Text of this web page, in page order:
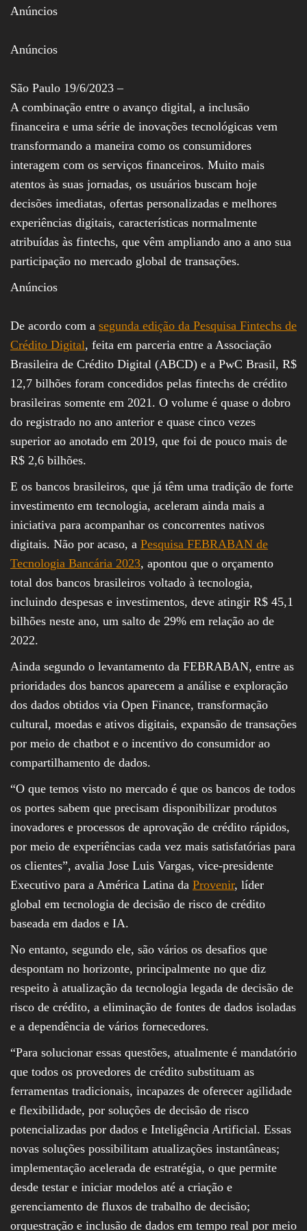
Vinhos, Bebidas,
Cervejas, Comida,
Receitas, Chef, RH,
Emprego,
Negócios,
Oportunidades,
Anúncios
Anúncios
São Paulo 19/6/2023 –
A combinação entre o avanço digital, a inclusão
financeira e uma série de inovações tecnológicas vem
transformando a maneira como os consumidores
interagem com os serviços financeiros. Muito mais
atentos às suas jornadas, os usuários buscam hoje
decisões imediatas, ofertas personalizadas e melhores
experiências digitais, características normalmente
atribuídas às fintechs, que vêm ampliando ano a ano sua
participação no mercado global de transações.
Anúncios
De acordo com a segunda edição da Pesquisa Fintechs de
Crédito Digital, feita em parceria entre a Associação
Brasileira de Crédito Digital (ABCD) e a PwC Brasil, R$
12,7 bilhões foram concedidos pelas fintechs de crédito
brasileiras somente em 2021. O volume é quase o dobro
do registrado no ano anterior e quase cinco vezes
superior ao anotado em 2019, que foi de pouco mais de
R$ 2,6 bilhões.
E os bancos brasileiros, que já têm uma tradição de forte
investimento em tecnologia, aceleram ainda mais a
iniciativa para acompanhar os concorrentes nativos
digitais. Não por acaso, a Pesquisa FEBRABAN de
Tecnologia Bancária 2023, apontou que o orçamento
total dos bancos brasileiros voltado à tecnologia,
incluindo despesas e investimentos, deve atingir R$ 45,1
bilhões neste ano, um salto de 29% em relação ao de
2022.
Ainda segundo o levantamento da FEBRABAN, entre as
prioridades dos bancos aparecem a análise e exploração
dos dados obtidos via Open Finance, transformação
cultural, moedas e ativos digitais, expansão de transações
por meio de chatbot e o incentivo do consumidor ao
compartilhamento de dados.
“O que temos visto no mercado é que os bancos de todos
os portes sabem que precisam disponibilizar produtos
inovadores e processos de aprovação de crédito rápidos,
por meio de experiências cada vez mais satisfatórias para
os clientes”, avalia Jose Luis Vargas, vice-presidente
Executivo para a América Latina da Provenir, líder
global em tecnologia de decisão de risco de crédito
baseada em dados e IA.
No entanto, segundo ele, são vários os desafios que
despontam no horizonte, principalmente no que diz
respeito à atualização da tecnologia legada de decisão de
risco de crédito, a eliminação de fontes de dados isoladas
e a dependência de vários fornecedores.
“Para solucionar essas questões, atualmente é mandatório
que todos os provedores de crédito substituam as
ferramentas tradicionais, incapazes de oferecer agilidade
e flexibilidade, por soluções de decisão de risco
potencializadas por dados e Inteligência Artificial. Essas
novas soluções possibilitam atualizações instantâneas;
implementação acelerada de estratégia, o que permite
desde testar e iniciar modelos até a criação e
gerenciamento de fluxos de trabalho de decisão;
orquestração e inclusão de dados em tempo real por meio